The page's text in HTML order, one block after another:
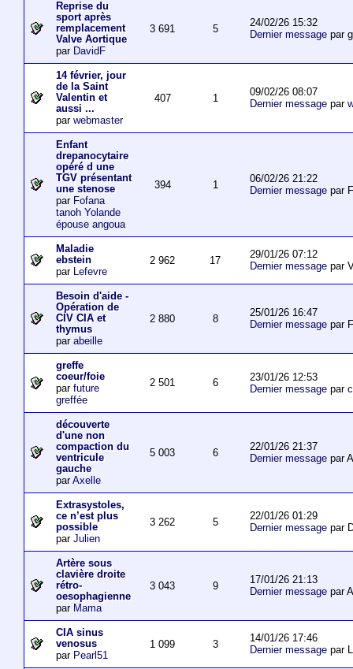
Reprise du
sport après
remplacement
Valve Aortique
par DavidF
3 691 5
24/02/26 15:32
Dernier messagepar
14 février, jour
de la Saint
Valentin et
aussi ...
par webmaster
407 1
09/02/26 08:07
Dernier messagepar
Enfant
drepanocytaire
opéré d une
TGV présentant
une stenose
par Fofana
tanoh Yolande
épouse angoua
394 1
06/02/26 21:22
Dernier messagepar
Maladie
ebstein
par Lefevre
2 962 17
29/01/26 07:12
Dernier messagepar
Besoin d'aide -
Opération de
CIV CIA et
thymus
par abeille
2 880 8
25/01/26 16:47
Dernier messagepar
greffe
coeur/foie
par future
greffée
2 501 6
23/01/26 12:53
Dernier messagepar
découverte
d'une non
compaction du
ventricule
gauche
parAxelle
5 003 6
22/01/26 21:37
Dernier messagepar
Extrasystoles,
ce n’est plus
possible
par Julien
3 262 5
22/01/26 01:29
Dernier messagepar
Artère sous
clavière droite
rétro-
oesophagienne
par Mama
3 043 9
17/01/26 21:13
Dernier messagepar
CIA sinus
venosus
par Pearl51
1 099 3
14/01/26 17:46
Dernier messagepar